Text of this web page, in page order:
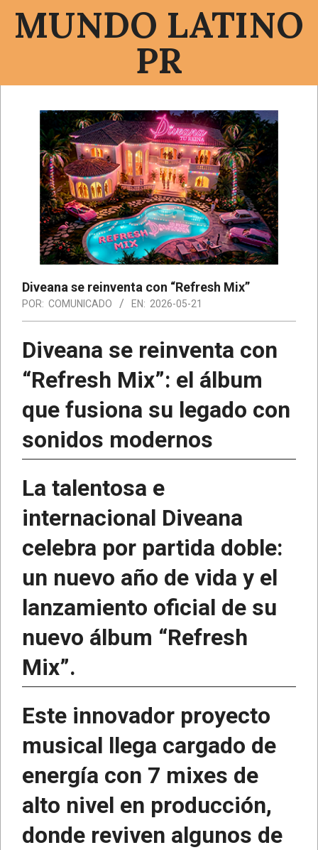
MUNDO LATINO
PR
navegación
Diveana se reinventa con “Refresh Mix”
POR: COMUNICADO EN: 2026-05-21
Diveana se reinventa con
“Refresh Mix”: el álbum
que fusiona su legado con
sonidos modernos
La talentosa e
internacional Diveana
celebra por partida doble:
un nuevo año de vida y el
lanzamiento oficial de su
nuevo álbum “Refresh
Mix”.
Este innovador proyecto
musical llega cargado de
energía con 7 mixes de
alto nivel en producción,
donde reviven algunos de